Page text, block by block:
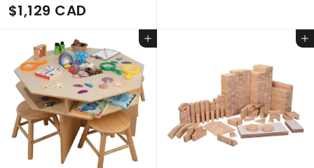
$1,129 CAD
1
,
1
2
9
C
A
C
A
D
Ajouter au panier Ajouter au panier